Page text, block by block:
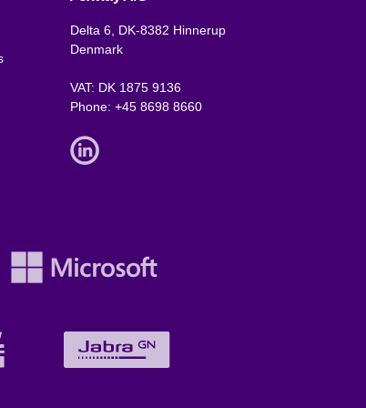
Delta 6, DK-8382 Hinnerup
Denmark
VAT: DK 1875 9136
Phone: +45 8698 8660